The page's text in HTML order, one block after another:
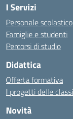
I Servizi
Personale scolastico
Famiglie e studenti
Percorsi di studio
Didattica
Offerta formativa
I progetti delle classi
Novità